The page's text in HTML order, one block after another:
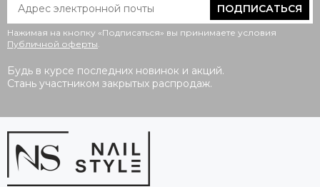
ПОДПИСАТЬСЯ
Нажимая на кнопку «Подписаться» вы принимаете условия
Публичной оферты.
Будь в курсе последних новинок и акций.
Стань участником закрытых распродаж.